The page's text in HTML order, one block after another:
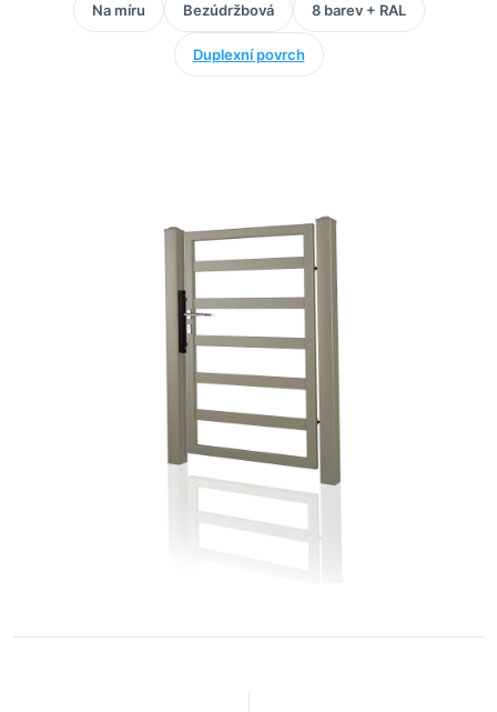
Na míru Bezúdržbová 8 barev + RAL
Duplexní povrch